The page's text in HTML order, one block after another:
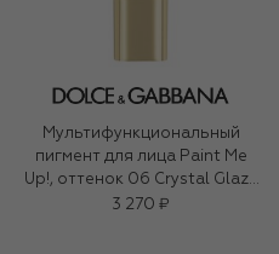
Мультифункциональный
пигмент для лица Paint Me
Up!, оттенок 06 Crystal Glaze
(5ml)
3 270 ₽